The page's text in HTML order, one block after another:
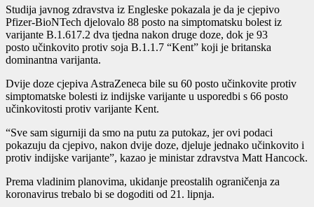
Studija javnog zdravstva iz Engleske pokazala je da je cjepivo
Pfizer-BioNTech djelovalo 88 posto na simptomatsku bolest iz
varijante B.1.617.2 dva tjedna nakon druge doze, dok je 93
posto učinkovito protiv soja B.1.1.7 “Kent” koji je britanska
dominantna varijanta.
Dvije doze cjepiva AstraZeneca bile su 60 posto učinkovite protiv
simptomatske bolesti iz indijske varijante u usporedbi s 66 posto
učinkovitosti protiv varijante Kent.
“Sve sam sigurniji da smo na putu za putokaz, jer ovi podaci
pokazuju da cjepivo, nakon dvije doze, djeluje jednako učinkovito i
protiv indijske varijante”, kazao je ministar zdravstva Matt Hancock.
Prema vladinim planovima, ukidanje preostalih ograničenja za
koronavirus trebalo bi se dogoditi od 21. lipnja.